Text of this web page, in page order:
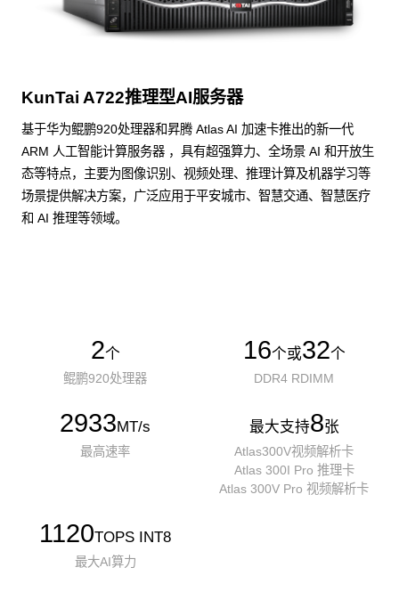
KunTai A722推理型AI服务器
基于华为鲲鹏920处理器和昇腾 Atlas AI 加速卡推出的新一代
ARM 人工智能计算服务器 ，具有超强算力、全场景 AI 和开放生
态等特点，主要为图像识别、视频处理、推理计算及机器学习等
场景提供解决方案，广泛应用于平安城市、智慧交通、智慧医疗
和 AI 推理等领域。
2个
鲲鹏920处理器
16个或32个
DDR4 RDIMM
2933MT/s
最高速率
最大支持8张
Atlas300V视频解析卡
Atlas 300I Pro 推理卡
Atlas 300V Pro 视频解析卡
1120TOPS INT8
最大AI算力